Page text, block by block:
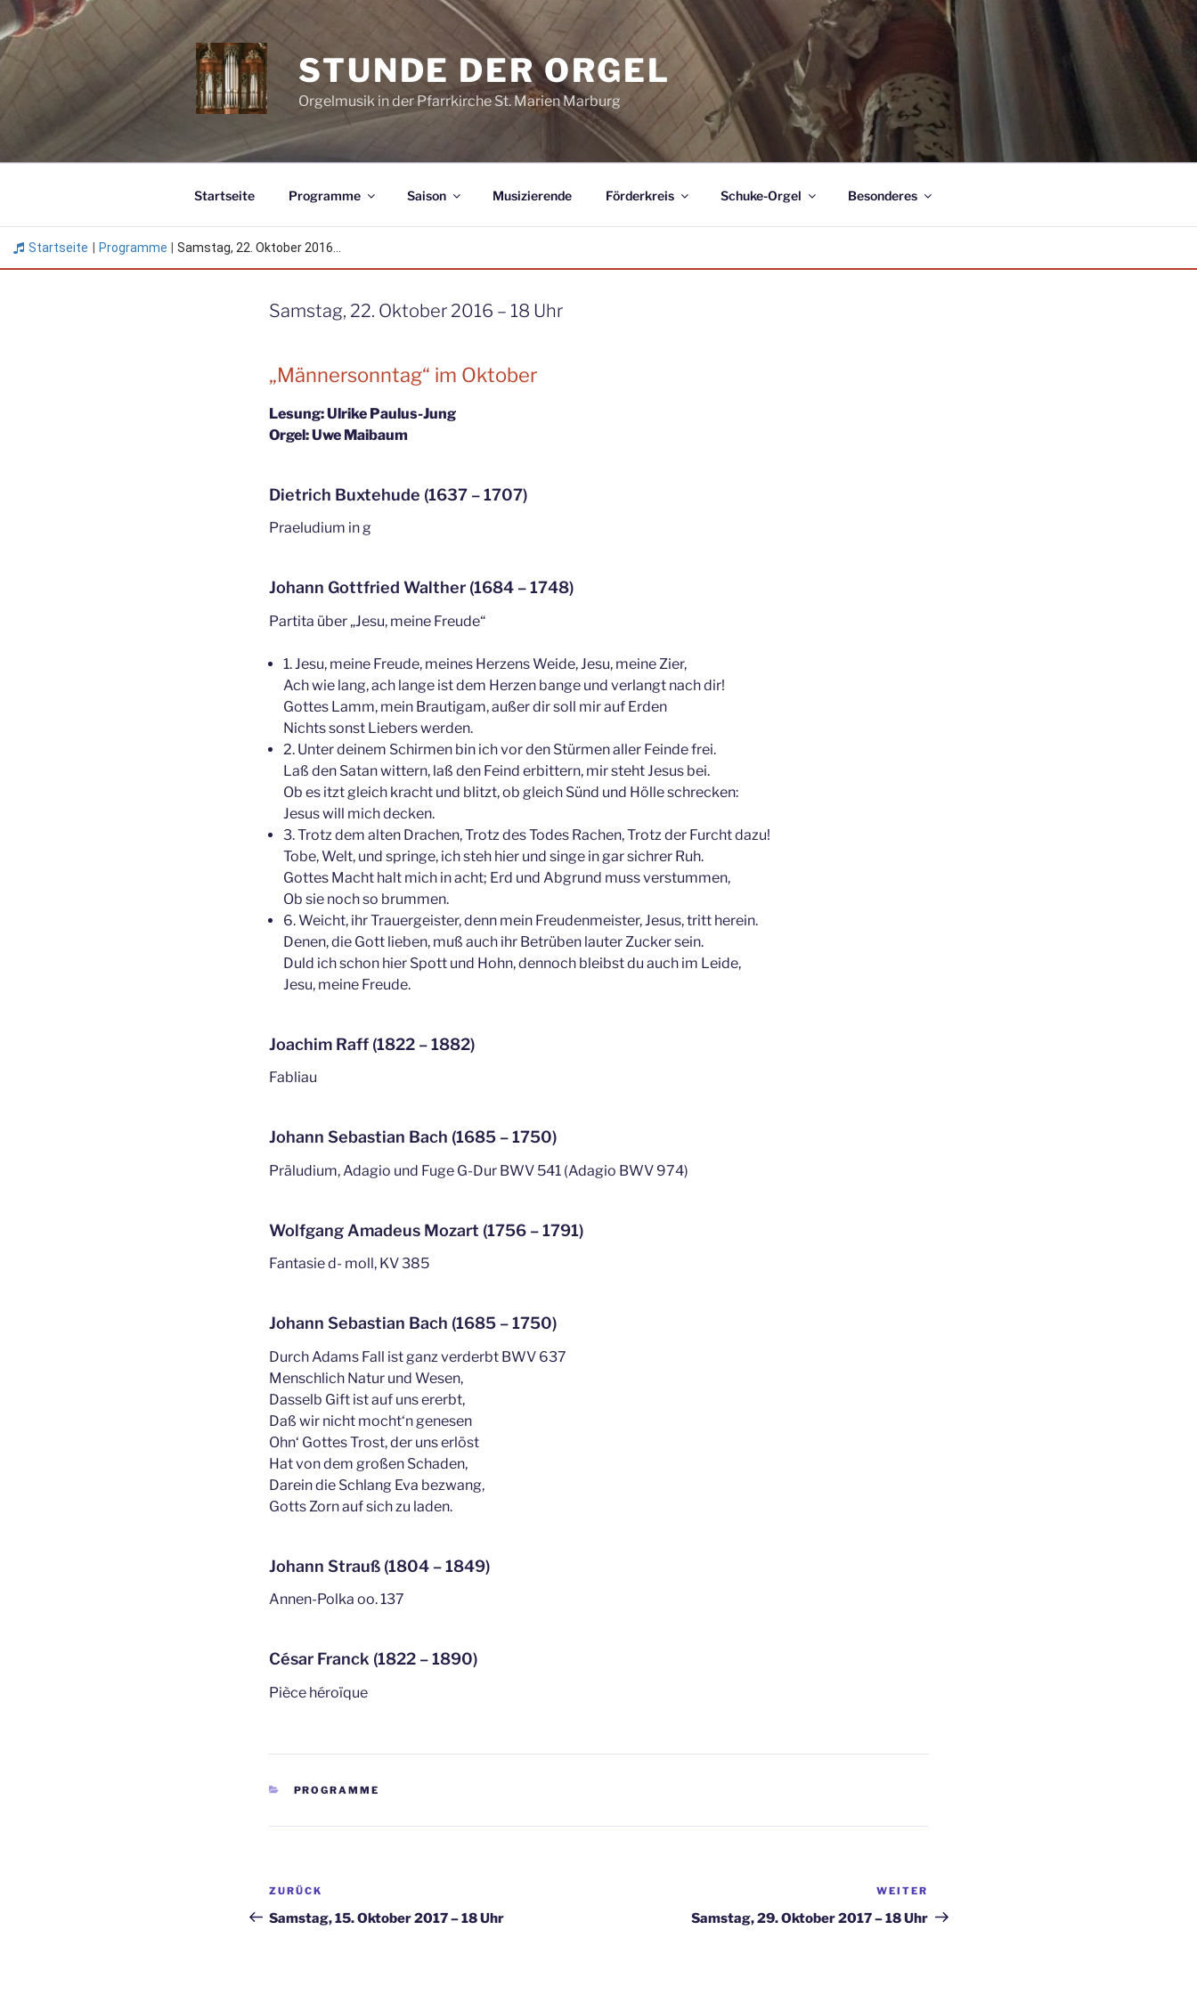
Zum
Inhalt
springen
STUNDE DER ORGEL
Orgelmusik in der Pfarrkirche St. Marien Marburg
Startseite Programme Saison Musizierende Förderkreis Schuke-Orgel Besonderes
Startseite Programme Samstag, 22. Oktober 2016...
Samstag, 22. Oktober 2016 – 18 Uhr
„Männersonntag“ im Oktober
Lesung: Ulrike Paulus-Jung
Orgel: Uwe Maibaum
Dietrich Buxtehude (1637 – 1707)
Praeludium in g
Johann Gottfried Walther (1684 – 1748)
Partita über „Jesu, meine Freude“
1. Jesu, meine Freude, meines Herzens Weide, Jesu, meine Zier,
Ach wie lang, ach lange ist dem Herzen bange und verlangt nach dir!
Gottes Lamm, mein Brautigam, außer dir soll mir auf Erden
Nichts sonst Liebers werden.
2. Unter deinem Schirmen bin ich vor den Stürmen aller Feinde frei.
Laß den Satan wittern, laß den Feind erbittern, mir steht Jesus bei.
Ob es itzt gleich kracht und blitzt, ob gleich Sünd und Hölle schrecken:
Jesus will mich decken.
3. Trotz dem alten Drachen, Trotz des Todes Rachen, Trotz der Furcht dazu!
Tobe, Welt, und springe, ich steh hier und singe in gar sichrer Ruh.
Gottes Macht halt mich in acht; Erd und Abgrund muss verstummen,
Ob sie noch so brummen.
6. Weicht, ihr Trauergeister, denn mein Freudenmeister, Jesus, tritt herein.
Denen, die Gott lieben, muß auch ihr Betrüben lauter Zucker sein.
Duld ich schon hier Spott und Hohn, dennoch bleibst du auch im Leide,
Jesu, meine Freude.
Joachim Raff (1822 – 1882)
Fabliau
Johann Sebastian Bach (1685 – 1750)
Präludium, Adagio und Fuge G-Dur BWV 541 (Adagio BWV 974)
Wolfgang Amadeus Mozart (1756 – 1791)
Fantasie d- moll, KV 385
Johann Sebastian Bach (1685 – 1750)
Durch Adams Fall ist ganz verderbt BWV 637
Menschlich Natur und Wesen,
Dasselb Gift ist auf uns ererbt,
Daß wir nicht mocht‘n genesen
Ohn‘ Gottes Trost, der uns erlöst
Hat von dem großen Schaden,
Darein die Schlang Eva bezwang,
Gotts Zorn auf sich zu laden.
Johann Strauß (1804 – 1849)
Annen-Polka oo. 137
César Franck (1822 – 1890)
Pièce héroïque
KATEGORIEN
PROGRAMME
Beitragsnavigation
Vorheriger
Beitrag
ZURÜCK
Samstag, 15. Oktober 2017 – 18 Uhr
Beitrag
WEITER
Samstag, 29. Oktober 2017 – 18 Uhr